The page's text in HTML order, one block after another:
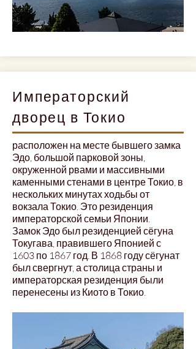
Императорский
дворец в Токио
расположен на месте бывшего замка
Эдо, большой парковой зоны,
окруженной рвами и массивными
каменными стенами в центре Токио, в
нескольких минутах ходьбы от
вокзала Токио. Это резиденция
императорской семьи Японии.
Замок Эдо был резиденцией сёгуна
Токугава, правившего Японией с
1603 по 1867 год. В 1868 году сёгунат
был свергнут, а столица страны и
императорская резиденция были
перенесены из Киото в Токио.